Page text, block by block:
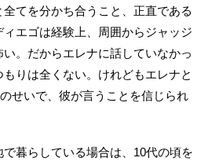
てを分かち合うこと、正直である
エゴは経験上、周囲からジャッジ
。だからエレナに話していなかっ
りは全くない。けれどもエレナと
せいで、彼が言うことを信じられ
暮らしている場合は、10代の頃を